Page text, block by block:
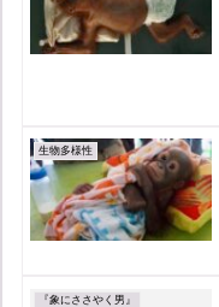
生物多様性
『象にささやく男』